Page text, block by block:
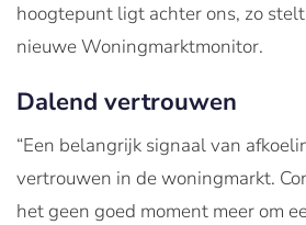
hoogtepunt ligt achter ons, zo stelt
nieuwe Woningmarktmonitor.
Dalend vertrouwen
“Een belangrijk signaal van
vertrouwen in de woningmarkt.
het geen goed moment meer om